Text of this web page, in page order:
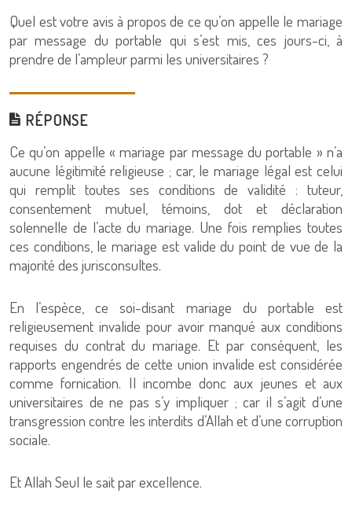
Quel est votre avis à propos de ce qu’on appelle le mariage
par message du portable qui s’est mis, ces jours-ci, à
prendre de l’ampleur parmi les universitaires ?
RÉPONSE
Ce qu’on appelle « mariage par message du portable » n’a
aucune légitimité religieuse ; car, le mariage légal est celui
qui remplit toutes ses conditions de validité : tuteur,
consentement mutuel, témoins, dot et déclaration
solennelle de l’acte du mariage. Une fois remplies toutes
ces conditions, le mariage est valide du point de vue de la
majorité des jurisconsultes.
En l’espèce, ce soi-disant mariage du portable est
religieusement invalide pour avoir manqué aux conditions
requises du contrat du mariage. Et par conséquent, les
rapports engendrés de cette union invalide est considérée
comme fornication. Il incombe donc aux jeunes et aux
universitaires de ne pas s’y impliquer ; car il s’agit d’une
transgression contre les interdits d’Allah et d’une corruption
sociale.
Et Allah Seul le sait par excellence.